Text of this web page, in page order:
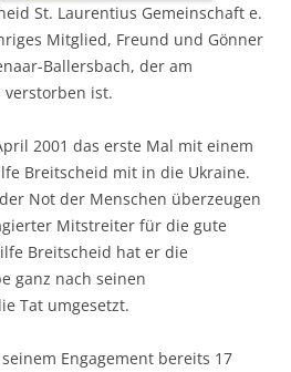
St. Laurentius Gemeinschaft e.
Mitglied, Freund und Gönner
Ballersbach, der am
verstorben ist.
2001 das erste Mal mit einem
Breitscheid mit in die Ukraine.
Not der Menschen überzeugen
Mitstreiter für die gute
Breitscheid hat er die
ganz nach seinen
Tat umgesetzt.
Engagement bereits 17